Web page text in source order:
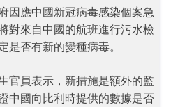
因應中國新冠病毒感染個案急
對來自中國的航班進行污水檢
是否有新的變種病毒。
官員表示，新措施是額外的監
中國向比利時提供的數據是否